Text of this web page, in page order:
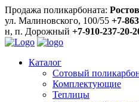
Продажа поликарбоната:
ул. Малиновского, 100/55 +7-
н, п. Дорожный +7-910-237-20-
Каталог
Сотовый
Комплектующие
Теплицы